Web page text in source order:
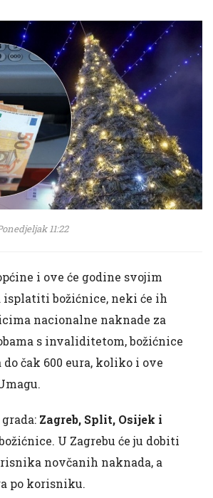
11:22
i ove će godine svojim
božićnice, neki će ih
nacionalne naknade za
s invaliditetom, božićnice
do čak 600 eura, koliko i ove
Zagreb, Split, Osijek i
U Zagrebu će ju dobiti
novčanih naknada, a
po korisniku.